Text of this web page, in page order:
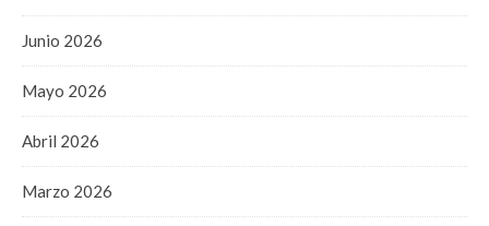
Junio 2026
Mayo 2026
Abril 2026
Marzo 2026